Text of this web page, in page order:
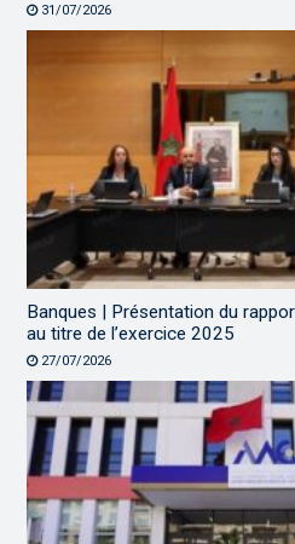
31/07/2026
Banques | Présentation du
au titre de l’exercice 2025
27/07/2026